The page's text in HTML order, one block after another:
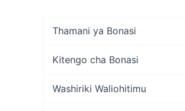
Thamani ya Bonasi
Kitengo cha Bonasi
Washiriki Waliohitimu